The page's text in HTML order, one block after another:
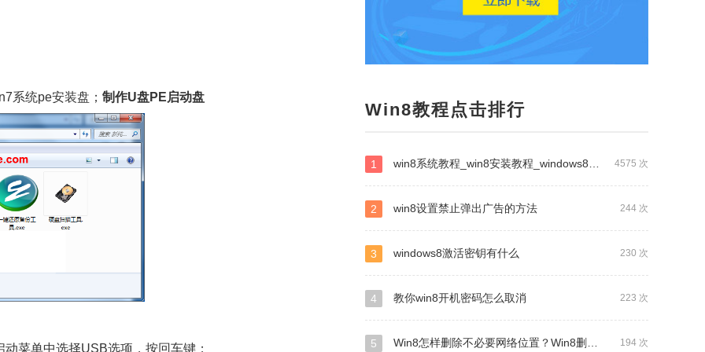
系统pe安装盘； 制作U盘PE启动盘
菜单中选择USB选项，按回车键；
Win8教程点击排行
4575 次
1 win8系统教程_win8安装教程_windows8系统教程
244 次
2 win8设置禁止弹出广告的方法
230 次
3 windows8激活密钥有什么
223 次
4 教你win8开机密码怎么取消
194 次
5 Win8怎样删除不必要网络位置？Win8删除多余网络位置的方式